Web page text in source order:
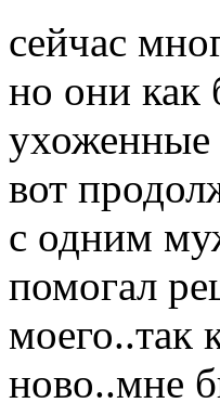
сейчас
но они как
ухоженные
вот
с одним
помогал
моего..так
ново..мне